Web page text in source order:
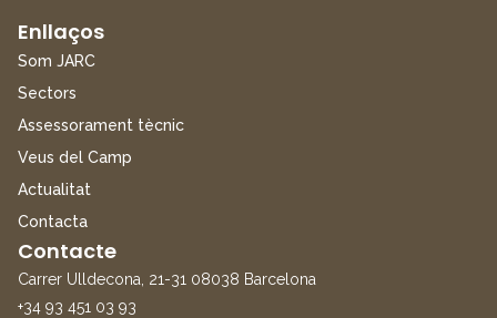
Enllaços
Som JARC
Sectors
Assessorament tècnic
Veus del Camp
Actualitat
Contacta
Contacte
Carrer Ulldecona, 21-31 08038 Barcelona
+34 93 451 03 93